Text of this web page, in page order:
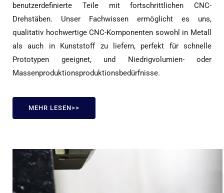
benutzerdefinierte Teile mit fortschrittlichen CNC-
Drehstäben. Unser Fachwissen ermöglicht es uns,
qualitativ hochwertige CNC-Komponenten sowohl in Metall
als auch in Kunststoff zu liefern, perfekt für schnelle
Prototypen geeignet, und Niedrigvolumien- oder
Massenproduktionsproduktionsbedürfnisse.
MEHR LESEN>>